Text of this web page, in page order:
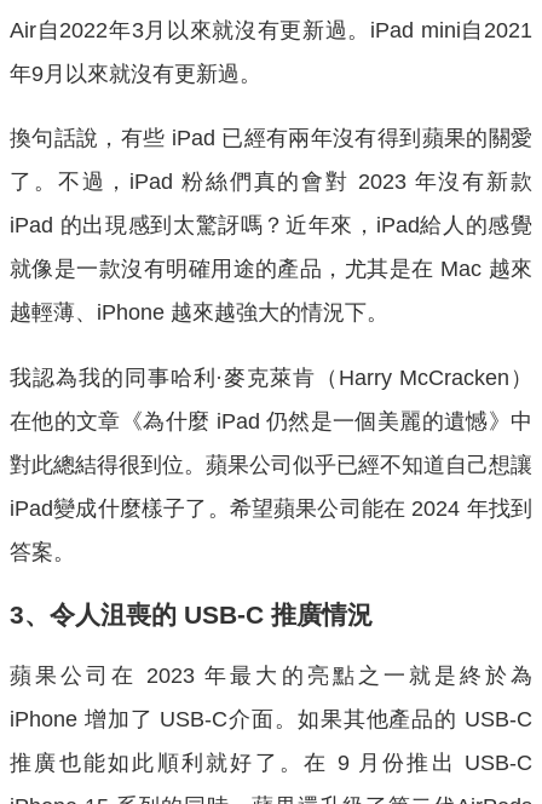
Air自2022年3月以來就沒有更新過。iPad mini自2021
年9月以來就沒有更新過。
換句話說，有些 iPad 已經有兩年沒有得到蘋果的關愛
了。不過，iPad 粉絲們真的會對 2023 年沒有新款
iPad 的出現感到太驚訝嗎？近年來，iPad給人的感覺
就像是一款沒有明確用途的產品，尤其是在 Mac 越來
越輕薄、iPhone 越來越強大的情況下。
我認為我的同事哈利·麥克萊肯（Harry McCracken）
在他的文章《為什麼 iPad 仍然是一個美麗的遺憾》中
對此總結得很到位。蘋果公司似乎已經不知道自己想讓
iPad變成什麼樣子了。希望蘋果公司能在 2024 年找到
答案。
3、令人沮喪的 USB-C 推廣情況
蘋果公司在 2023 年最大的亮點之一就是終於為
iPhone 增加了 USB-C介面。如果其他產品的 USB-C
推廣也能如此順利就好了。在 9 月份推出 USB-C